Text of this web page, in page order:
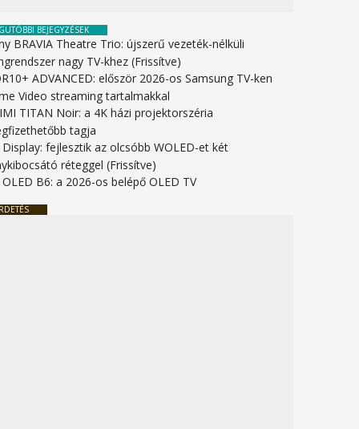
BEJEGYZÉSEK
BRAVIA Theatre Trio: újszerű vezeték-nélküli
nagy TV-khez (Frissítve)
ADVANCED: először 2026-os Samsung TV-ken
Video streaming tartalmakkal
TITAN Noir: a 4K házi projektorszéria
tagja
Display: fejlesztik az olcsóbb WOLED-et két
réteggel (Frissítve)
OLED B6: a 2026-os belépő OLED TV